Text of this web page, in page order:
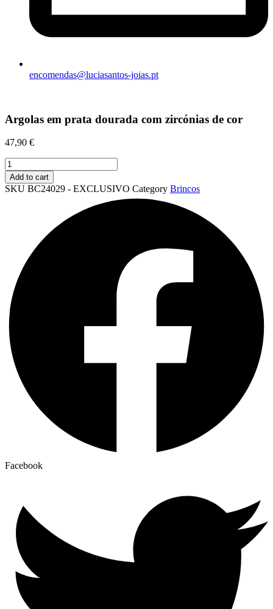
encomendas@luciasantos-joias.pt
Argolas em prata dourada com zircónias de cor
47,90 €
Argolas
em
prata
dourada
quantity
Add to cart
SKU BC24029 - EXCLUSIVO Category Brincos
Facebook